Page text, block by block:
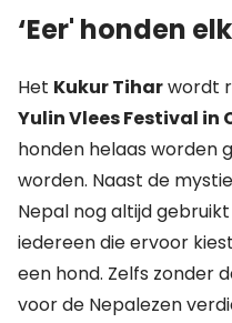
‘Eer' honden
Het Kukur Tiharwordt
Yulin Vlees Festival in
honden helaas worden
worden. Naast de
Nepal nog altijd
iedereen die ervoor
een hond. Zelfs zonder
voor de Nepalezen